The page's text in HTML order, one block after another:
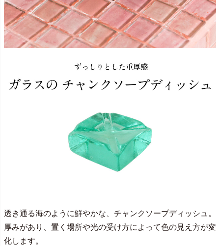
透き通る海のように鮮やかな、チャンクソープディッシュ。
厚みがあり、置く場所や光の受け方によって色の見え方が変
化します。